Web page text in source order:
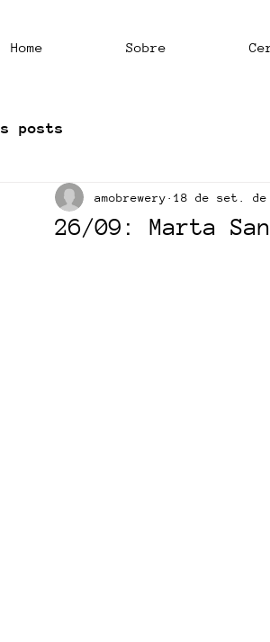
Home Sobre
posts
26/09: Marta
amobrewery 18 de set. de